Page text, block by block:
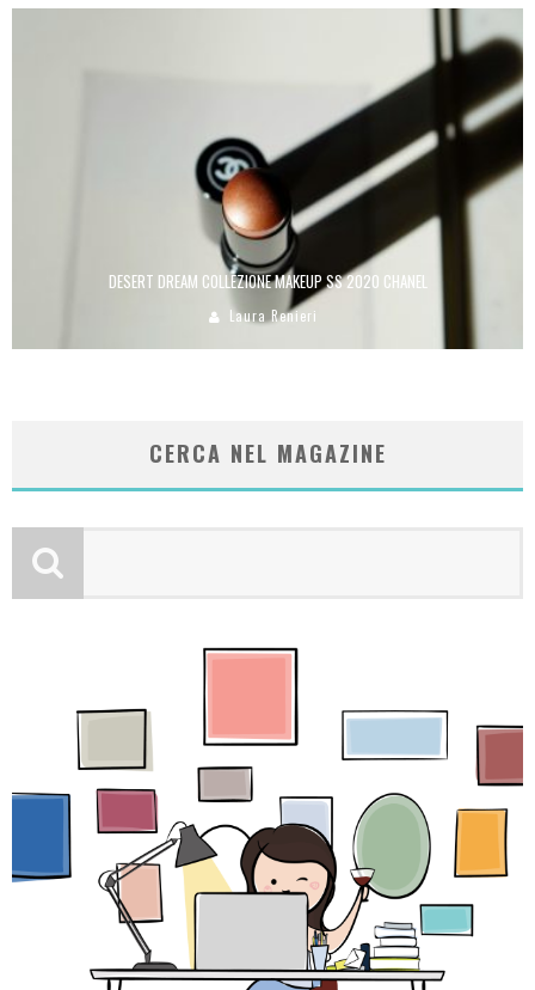
DESERT DREAM COLLEZIONE MAKEUP SS 2020 CHANEL
Laura Renieri
CERCA NEL MAGAZINE